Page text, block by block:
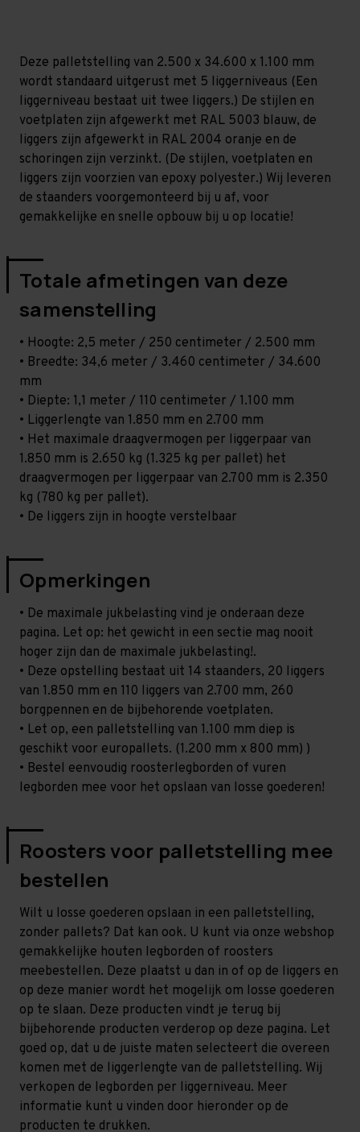
-
T100 T100
Deze palletstelling van 2.500 x 34.600 x 1.100 mm
wordt standaard uitgerust met 5 liggerniveaus (Een
liggerniveau bestaat uit twee liggers.) De stijlen en
voetplaten zijn afgewerkt met RAL 5003 blauw, de
liggers zijn afgewerkt in RAL 2004 oranje en de
schoringen zijn verzinkt. (De stijlen, voetplaten en
liggers zijn voorzien van epoxy polyester.) Wij leveren
de staanders voorgemonteerd bij u af, voor
gemakkelijke en snelle opbouw bij u op locatie!
Totale afmetingen van deze
samenstelling
• Hoogte: 2,5 meter / 250 centimeter / 2.500 mm
• Breedte: 34,6 meter / 3.460 centimeter / 34.600
mm
• Diepte: 1,1 meter / 110 centimeter / 1.100 mm
• Liggerlengte van 1.850 mm en 2.700 mm
• Het maximale draagvermogen per liggerpaar van
1.850 mm is 2.650 kg (1.325 kg per pallet) het
draagvermogen per liggerpaar van 2.700 mm is 2.350
kg (780 kg per pallet).
• De liggers zijn in hoogte verstelbaar
Opmerkingen
• De maximale jukbelasting vind je onderaan deze
pagina. Let op: het gewicht in een sectie mag nooit
hoger zijn dan de maximale jukbelasting!.
• Deze opstelling bestaat uit 14 staanders, 20 liggers
van 1.850 mm en 110 liggers van 2.700 mm, 260
borgpennen en de bijbehorende voetplaten.
• Let op, een palletstelling van 1.100 mm diep is
geschikt voor europallets. (1.200 mm x 800 mm) )
• Bestel eenvoudig roosterlegborden of vuren
legborden mee voor het opslaan van losse goederen!
Roosters voor palletstelling mee
bestellen
Wilt u losse goederen opslaan in een palletstelling,
zonder pallets? Dat kan ook. U kunt via onze webshop
gemakkelijke houten legborden of roosters
meebestellen. Deze plaatst u dan in of op de liggers en
op deze manier wordt het mogelijk om losse goederen
op te slaan. Deze producten vindt je terug bij
bijbehorende producten verderop op deze pagina. Let
goed op, dat u de juiste maten selecteert die overeen
komen met de liggerlengte van de palletstelling. Wij
verkopen de legborden per liggerniveau. Meer
informatie kunt u vinden door hieronder op de
producten te drukken.